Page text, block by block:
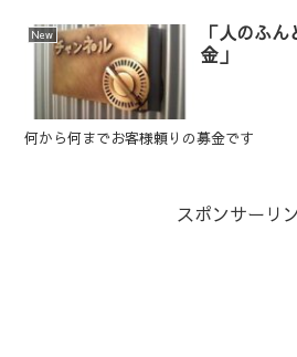
New
「人のふ
金」
何から何までお客様頼りの募金です
スポンサーリ